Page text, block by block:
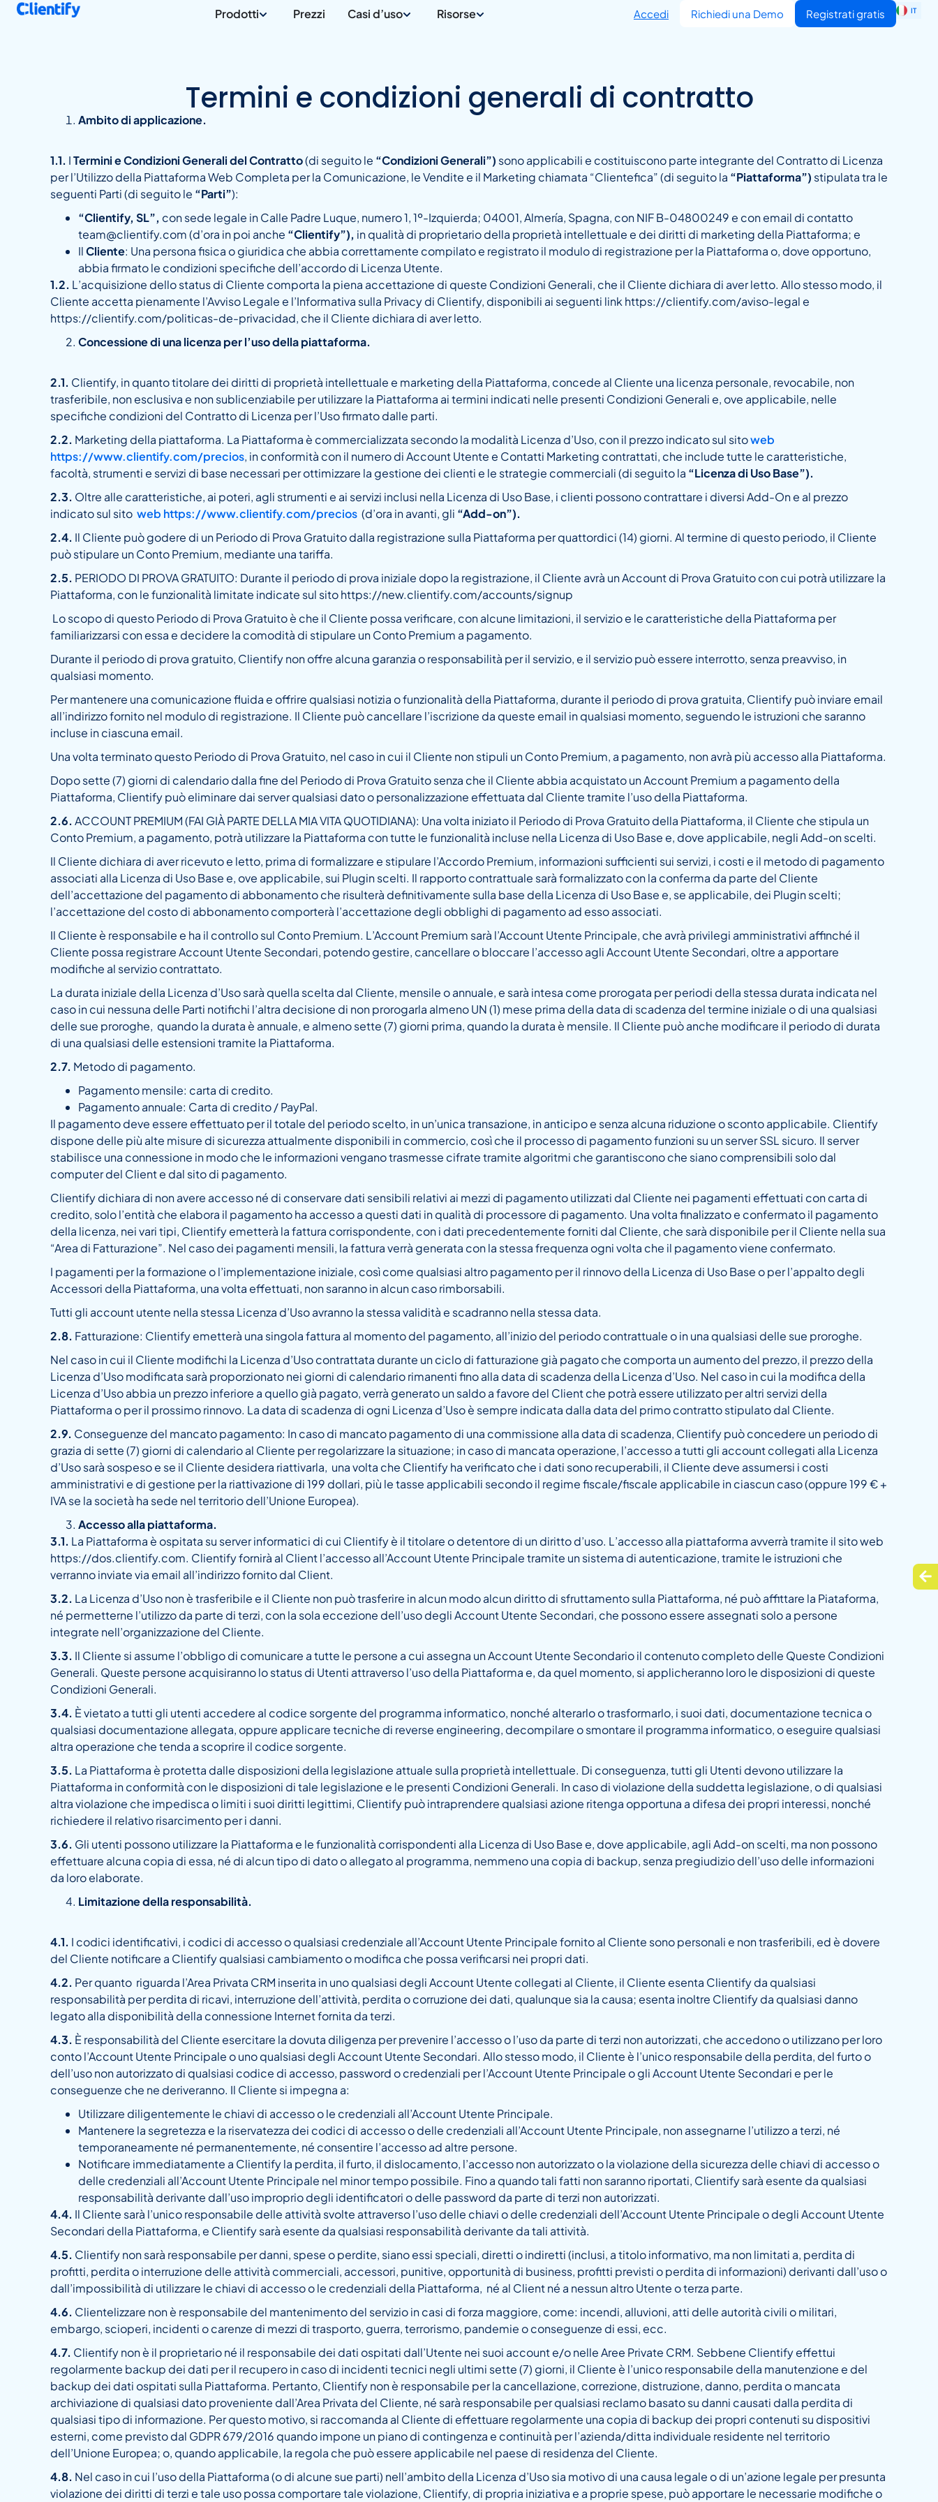
Prodotti Prezzi Casi d’uso Risorse Accedi Richiedi una Demo Registrati gratis IT
EN
Termini e condizioni generali di contratto
Ambito di applicazione.
1.1. ITermini e Condizioni Generali del Contratto(di seguito le “Condizioni Generali”) sono applicabili e costituiscono parte integrante del Contratto di Licenza
per l’Utilizzo della Piattaforma Web Completa per la Comunicazione, le Vendite e il Marketing chiamata “Clientefica” (di seguito la “Piattaforma”) stipulata tra le
seguenti Parti (di seguito le “Parti”):
“Clientify, SL”, con sede legale in Calle Padre Luque, numero 1, 1º-Izquierda; 04001, Almería, Spagna, con NIF B-04800249 e con email di contatto
team@clientify.com (d’ora in poi anche “Clientify”), in qualità di proprietario della proprietà intellettuale e dei diritti di marketing della Piattaforma; e
IlCliente: Una persona fisica o giuridica che abbia correttamente compilato e registrato il modulo di registrazione per la Piattaforma o, dove opportuno,
abbia firmato le condizioni specifiche dell’accordo di Licenza Utente.
1.2. L’acquisizione dello status di Cliente comporta la piena accettazione di queste Condizioni Generali, che il Cliente dichiara di aver letto. Allo stesso modo, il
Cliente accetta pienamente l’Avviso Legale e l’Informativa sulla Privacy di Clientify, disponibili ai seguenti link https://clientify.com/aviso-legal e
https://clientify.com/politicas-de-privacidad, che il Cliente dichiara di aver letto.
Concessione di una licenza per l’uso della piattaforma.
2.1. Clientify, in quanto titolare dei diritti di proprietà intellettuale e marketing della Piattaforma, concede al Cliente una licenza personale, revocabile, non
trasferibile, non esclusiva e non sublicenziabile per utilizzare la Piattaforma ai termini indicati nelle presenti Condizioni Generali e, ove applicabile, nelle
specifiche condizioni del Contratto di Licenza per l’Uso firmato dalle parti.
2.2. Marketing della piattaforma. La Piattaforma è commercializzata secondo la modalità Licenza d’Uso, con il prezzo indicato sul sitoweb
https://www.clientify.com/precios, in conformità con il numero di Account Utente e Contatti Marketing contrattati, che include tutte le caratteristiche,
facoltà, strumenti e servizi di base necessari per ottimizzare la gestione dei clienti e le strategie commerciali (di seguito la “Licenza di Uso Base”).
2.3. Oltre alle caratteristiche, ai poteri, agli strumenti e ai servizi inclusi nella Licenza di Uso Base, i clienti possono contrattare i diversi Add-On e al prezzo
indicato sul sito web https://www.clientify.com/precios (d’ora in avanti, gli “Add-on”).
2.4. Il Cliente può godere di un Periodo di Prova Gratuito dalla registrazione sulla Piattaforma per quattordici (14) giorni. Al termine di questo periodo, il Cliente
può stipulare un Conto Premium, mediante una tariffa.
2.5. PERIODO DI PROVA GRATUITO: Durante il periodo di prova iniziale dopo la registrazione, il Cliente avrà un Account di Prova Gratuito con cui potrà utilizzare la
Piattaforma, con le funzionalità limitate indicate sul sito https://new.clientify.com/accounts/signup
Lo scopo di questo Periodo di Prova Gratuito è che il Cliente possa verificare, con alcune limitazioni, il servizio e le caratteristiche della Piattaforma per
familiarizzarsi con essa e decidere la comodità di stipulare un Conto Premium a pagamento.
Durante il periodo di prova gratuito, Clientify non offre alcuna garanzia o responsabilità per il servizio, e il servizio può essere interrotto, senza preavviso, in
qualsiasi momento.
Per mantenere una comunicazione fluida e offrire qualsiasi notizia o funzionalità della Piattaforma, durante il periodo di prova gratuita, Clientify può inviare email
all’indirizzo fornito nel modulo di registrazione. Il Cliente può cancellare l’iscrizione da queste email in qualsiasi momento, seguendo le istruzioni che saranno
incluse in ciascuna email.
Una volta terminato questo Periodo di Prova Gratuito, nel caso in cui il Cliente non stipuli un Conto Premium, a pagamento, non avrà più accesso alla Piattaforma.
Dopo sette (7) giorni di calendario dalla fine del Periodo di Prova Gratuito senza che il Cliente abbia acquistato un Account Premium a pagamento della
Piattaforma, Clientify può eliminare dai server qualsiasi dato o personalizzazione effettuata dal Cliente tramite l’uso della Piattaforma.
2.6. ACCOUNT PREMIUM (FAI GIÀ PARTE DELLA MIA VITA QUOTIDIANA): Una volta iniziato il Periodo di Prova Gratuito della Piattaforma, il Cliente che stipula un
Conto Premium, a pagamento, potrà utilizzare la Piattaforma con tutte le funzionalità incluse nella Licenza di Uso Base e, dove applicabile, negli Add-on scelti.
Il Cliente dichiara di aver ricevuto e letto, prima di formalizzare e stipulare l’Accordo Premium, informazioni sufficienti sui servizi, i costi e il metodo di pagamento
associati alla Licenza di Uso Base e, ove applicabile, sui Plugin scelti. Il rapporto contrattuale sarà formalizzato con la conferma da parte del Cliente
dell’accettazione del pagamento di abbonamento che risulterà definitivamente sulla base della Licenza di Uso Base e, se applicabile, dei Plugin scelti;
l’accettazione del costo di abbonamento comporterà l’accettazione degli obblighi di pagamento ad esso associati.
Il Cliente è responsabile e ha il controllo sul Conto Premium. L’Account Premium sarà l’Account Utente Principale, che avrà privilegi amministrativi affinché il
Cliente possa registrare Account Utente Secondari, potendo gestire, cancellare o bloccare l’accesso agli Account Utente Secondari, oltre a apportare
modifiche al servizio contrattato.
La durata iniziale della Licenza d’Uso sarà quella scelta dal Cliente, mensile o annuale, e sarà intesa come prorogata per periodi della stessa durata indicata nel
caso in cui nessuna delle Parti notifichi l’altra decisione di non prorogarla almeno UN (1) mese prima della data di scadenza del termine iniziale o di una qualsiasi
delle sue proroghe, quando la durata è annuale, e almeno sette (7) giorni prima, quando la durata è mensile. Il Cliente può anche modificare il periodo di durata
di una qualsiasi delle estensioni tramite la Piattaforma.
2.7. Metodo di pagamento.
Pagamento mensile: carta di credito.
Pagamento annuale: Carta di credito / PayPal.
Il pagamento deve essere effettuato per il totale del periodo scelto, in un’unica transazione, in anticipo e senza alcuna riduzione o sconto applicabile. Clientify
dispone delle più alte misure di sicurezza attualmente disponibili in commercio, così che il processo di pagamento funzioni su un server SSL sicuro. Il server
stabilisce una connessione in modo che le informazioni vengano trasmesse cifrate tramite algoritmi che garantiscono che siano comprensibili solo dal
computer del Client e dal sito di pagamento.
Clientify dichiara di non avere accesso né di conservare dati sensibili relativi ai mezzi di pagamento utilizzati dal Cliente nei pagamenti effettuati con carta di
credito, solo l’entità che elabora il pagamento ha accesso a questi dati in qualità di processore di pagamento. Una volta finalizzato e confermato il pagamento
della licenza, nei vari tipi, Clientify emetterà la fattura corrispondente, con i dati precedentemente forniti dal Cliente, che sarà disponibile per il Cliente nella sua
“Area di Fatturazione”. Nel caso dei pagamenti mensili, la fattura verrà generata con la stessa frequenza ogni volta che il pagamento viene confermato.
I pagamenti per la formazione o l’implementazione iniziale, così come qualsiasi altro pagamento per il rinnovo della Licenza di Uso Base o per l’appalto degli
Accessori della Piattaforma, una volta effettuati, non saranno in alcun caso rimborsabili.
Tutti gli account utente nella stessa Licenza d’Uso avranno la stessa validità e scadranno nella stessa data.
2.8. Fatturazione: Clientify emetterà una singola fattura al momento del pagamento, all’inizio del periodo contrattuale o in una qualsiasi delle sue proroghe.
Nel caso in cui il Cliente modifichi la Licenza d’Uso contrattata durante un ciclo di fatturazione già pagato che comporta un aumento del prezzo, il prezzo della
Licenza d’Uso modificata sarà proporzionato nei giorni di calendario rimanenti fino alla data di scadenza della Licenza d’Uso. Nel caso in cui la modifica della
Licenza d’Uso abbia un prezzo inferiore a quello già pagato, verrà generato un saldo a favore del Client che potrà essere utilizzato per altri servizi della
Piattaforma o per il prossimo rinnovo. La data di scadenza di ogni Licenza d’Uso è sempre indicata dalla data del primo contratto stipulato dal Cliente.
2.9. Conseguenze del mancato pagamento: In caso di mancato pagamento di una commissione alla data di scadenza, Clientify può concedere un periodo di
grazia di sette (7) giorni di calendario al Cliente per regolarizzare la situazione; in caso di mancata operazione, l’accesso a tutti gli account collegati alla Licenza
d’Uso sarà sospeso e se il Cliente desidera riattivarla, una volta che Clientify ha verificato che i dati sono recuperabili, il Cliente deve assumersi i costi
amministrativi e di gestione per la riattivazione di 199 dollari, più le tasse applicabili secondo il regime fiscale/fiscale applicabile in ciascun caso (oppure 199 € +
IVA se la società ha sede nel territorio dell’Unione Europea).
Accesso alla piattaforma.
3.1. La Piattaforma è ospitata su server informatici di cui Clientify è il titolare o detentore di un diritto d’uso. L’accesso alla piattaforma avverrà tramite il sito web
https://dos.clientify.com. Clientify fornirà al Client l’accesso all’Account Utente Principale tramite un sistema di autenticazione, tramite le istruzioni che
verranno inviate via email all’indirizzo fornito dal Client.
3.2. La Licenza d’Uso non è trasferibile e il Cliente non può trasferire in alcun modo alcun diritto di sfruttamento sulla Piattaforma, né può affittare la Piataforma,
né permetterne l’utilizzo da parte di terzi, con la sola eccezione dell’uso degli Account Utente Secondari, che possono essere assegnati solo a persone
integrate nell’organizzazione del Cliente.
3.3. Il Cliente si assume l’obbligo di comunicare a tutte le persone a cui assegna un Account Utente Secondario il contenuto completo delle Queste Condizioni
Generali. Queste persone acquisiranno lo status di Utenti attraverso l’uso della Piattaforma e, da quel momento, si applicheranno loro le disposizioni di queste
Condizioni Generali.
3.4. È vietato a tutti gli utenti accedere al codice sorgente del programma informatico, nonché alterarlo o trasformarlo, i suoi dati, documentazione tecnica o
qualsiasi documentazione allegata, oppure applicare tecniche di reverse engineering, decompilare o smontare il programma informatico, o eseguire qualsiasi
altra operazione che tenda a scoprire il codice sorgente.
3.5. La Piattaforma è protetta dalle disposizioni della legislazione attuale sulla proprietà intellettuale. Di conseguenza, tutti gli Utenti devono utilizzare la
Piattaforma in conformità con le disposizioni di tale legislazione e le presenti Condizioni Generali. In caso di violazione della suddetta legislazione, o di qualsiasi
altra violazione che impedisca o limiti i suoi diritti legittimi, Clientify può intraprendere qualsiasi azione ritenga opportuna a difesa dei propri interessi, nonché
richiedere il relativo risarcimento per i danni.
3.6. Gli utenti possono utilizzare la Piattaforma e le funzionalità corrispondenti alla Licenza di Uso Base e, dove applicabile, agli Add-on scelti, ma non possono
effettuare alcuna copia di essa, né di alcun tipo di dato o allegato al programma, nemmeno una copia di backup, senza pregiudizio dell’uso delle informazioni
da loro elaborate.
Limitazione della responsabilità.
4.1. I codici identificativi, i codici di accesso o qualsiasi credenziale all’Account Utente Principale fornito al Cliente sono personali e non trasferibili, ed è dovere
del Cliente notificare a Clientify qualsiasi cambiamento o modifica che possa verificarsi nei propri dati.
4.2. Per quanto riguarda l’Area Privata CRM inserita in uno qualsiasi degli Account Utente collegati al Cliente, il Cliente esenta Clientify da qualsiasi
responsabilità per perdita di ricavi, interruzione dell’attività, perdita o corruzione dei dati, qualunque sia la causa; esenta inoltre Clientify da qualsiasi danno
legato alla disponibilità della connessione Internet fornita da terzi.
4.3. È responsabilità del Cliente esercitare la dovuta diligenza per prevenire l’accesso o l’uso da parte di terzi non autorizzati, che accedono o utilizzano per loro
conto l’Account Utente Principale o uno qualsiasi degli Account Utente Secondari. Allo stesso modo, il Cliente è l’unico responsabile della perdita, del furto o
dell’uso non autorizzato di qualsiasi codice di accesso, password o credenziali per l’Account Utente Principale o gli Account Utente Secondari e per le
conseguenze che ne deriveranno. Il Cliente si impegna a:
Utilizzare diligentemente le chiavi di accesso o le credenziali all’Account Utente Principale.
Mantenere la segretezza e la riservatezza dei codici di accesso o delle credenziali all’Account Utente Principale, non assegnarne l’utilizzo a terzi, né
temporaneamente né permanentemente, né consentire l’accesso ad altre persone.
Notificare immediatamente a Clientify la perdita, il furto, il dislocamento, l’accesso non autorizzato o la violazione della sicurezza delle chiavi di accesso o
delle credenziali all’Account Utente Principale nel minor tempo possibile. Fino a quando tali fatti non saranno riportati, Clientify sarà esente da qualsiasi
responsabilità derivante dall’uso improprio degli identificatori o delle password da parte di terzi non autorizzati.
4.4. Il Cliente sarà l’unico responsabile delle attività svolte attraverso l’uso delle chiavi o delle credenziali dell’Account Utente Principale o degli Account Utente
Secondari della Piattaforma, e Clientify sarà esente da qualsiasi responsabilità derivante da tali attività.
4.5. Clientify non sarà responsabile per danni, spese o perdite, siano essi speciali, diretti o indiretti (inclusi, a titolo informativo, ma non limitati a, perdita di
profitti, perdita o interruzione delle attività commerciali, accessori, punitive, opportunità di business, profitti previsti o perdita di informazioni) derivanti dall’uso o
dall’impossibilità di utilizzare le chiavi di accesso o le credenziali della Piattaforma, né al Client né a nessun altro Utente o terza parte.
4.6. Clientelizzare non è responsabile del mantenimento del servizio in casi di forza maggiore, come: incendi, alluvioni, atti delle autorità civili o militari,
embargo, scioperi, incidenti o carenze di mezzi di trasporto, guerra, terrorismo, pandemie o conseguenze di essi, ecc.
4.7. Clientify non è il proprietario né il responsabile dei dati ospitati dall’Utente nei suoi account e/o nelle Aree Private CRM. Sebbene Clientify effettui
regolarmente backup dei dati per il recupero in caso di incidenti tecnici negli ultimi sette (7) giorni, il Cliente è l’unico responsabile della manutenzione e del
backup dei dati ospitati sulla Piattaforma. Pertanto, Clientify non è responsabile per la cancellazione, correzione, distruzione, danno, perdita o mancata
archiviazione di qualsiasi dato proveniente dall’Area Privata del Cliente, né sarà responsabile per qualsiasi reclamo basato su danni causati dalla perdita di
qualsiasi tipo di informazione. Per questo motivo, si raccomanda al Cliente di effettuare regolarmente una copia di backup dei propri contenuti su dispositivi
esterni, come previsto dal GDPR 679/2016 quando impone un piano di contingenza e continuità per l’azienda/ditta individuale residente nel territorio
dell’Unione Europea; o, quando applicabile, la regola che può essere applicabile nel paese di residenza del Cliente.
4.8. Nel caso in cui l’uso della Piattaforma (o di alcune sue parti) nell’ambito della Licenza d’Uso sia motivo di una causa legale o di un’azione legale per presunta
violazione dei diritti di terzi e tale uso possa comportare tale violazione, Clientify, di propria iniziativa e a proprie spese, può apportare le necessarie modifiche o